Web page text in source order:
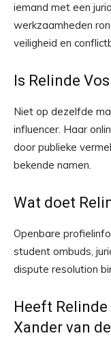
iemand met een
werkzaamheden
veiligheid en
Is Relinde
Niet op dezelfde
influencer. Haar
door publieke
bekende namen.
Wat doet
Openbare
student ombuds,
dispute resolution
Heeft
Xander van